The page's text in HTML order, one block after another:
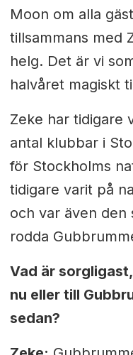
Moon om alla
tillsammans med
helg. Det är vi
halvåret magiskt
Zeke har tidigare
antal klubbar i
för Stockholms
tidigare varit på
och var även den
rodda
Vad är
nu eller till
sedan?